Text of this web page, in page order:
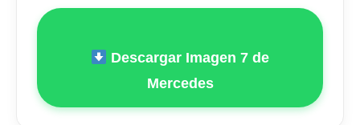
Descargar Imagen 7 de
Mercedes